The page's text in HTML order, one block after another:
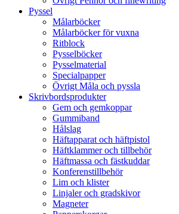
Pyssel
Målarböcker
Målarböcker för vuxna
Ritblock
Pysselböcker
Pysselmaterial
Specialpapper
Övrigt Måla och pyssla
Skrivbordsprodukter
Gem och gemkoppar
Gummiband
Hålslag
Häftapparat och häftpistol
Häftklammer och tillbehör
Häftmassa och fästkuddar
Konferenstillbehör
Lim och klister
Linjaler och gradskivor
Magneter